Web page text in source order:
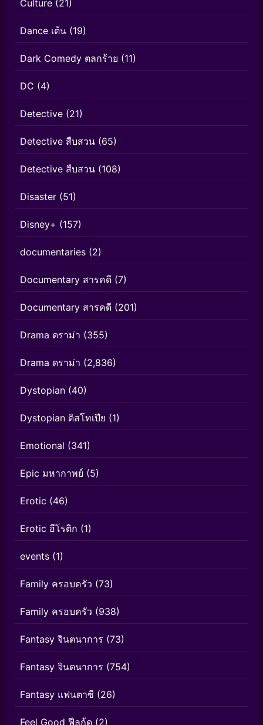
Culture (21)
Dance เต้น (19)
Dark Comedy ตลกร้าย (11)
DC (4)
Detective (21)
Detective สืบสวน (65)
Detective สืบสวน (108)
Disaster (51)
Disney+ (157)
documentaries (2)
Documentary สารคดี (7)
Documentary สารคดี (201)
Drama ดราม่า (355)
Drama ดราม่า (2,836)
Dystopian (40)
Dystopian ดิสโทเปีย (1)
Emotional (341)
Epic มหากาพย์ (5)
Erotic (46)
Erotic อีโรติก (1)
events (1)
Family ครอบครัว (73)
Family ครอบครัว (938)
Fantasy จินตนาการ (73)
Fantasy จินตนาการ (754)
Fantasy แฟนตาซี (26)
Feel Good ฟีลกู้ด (2)